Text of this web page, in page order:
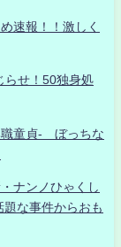
速報！！激しく
らせ！50独身処
童貞- ぼっちな
ナンノひゃくし
な事件からおも